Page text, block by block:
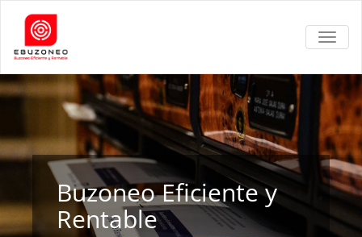
Buzoneo Eficiente y
Rentable